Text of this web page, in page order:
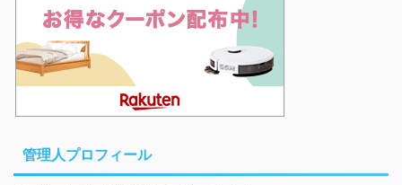
管理人プロフィール